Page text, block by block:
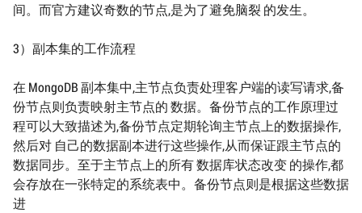
间。而官方建议奇数的节点,是为了避免脑裂 的发生。
3）副本集的工作流程
在 MongoDB 副本集中,主节点负责处理客户端的读写请求,备
份节点则负责映射主节点的 数据。备份节点的工作原理过
程可以大致描述为,备份节点定期轮询主节点上的数据操作,
然后对 自己的数据副本进行这些操作,从而保证跟主节点的
数据同步。至于主节点上的所有 数据库状态改变 的操作,都
会存放在一张特定的系统表中。备份节点则是根据这些数据
进